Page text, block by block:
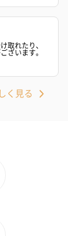
ラワーを同
取れたり、
ざいます。
く見る